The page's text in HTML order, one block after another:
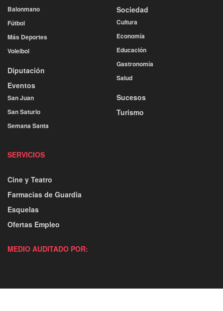
Balonmano
Fútbol
Más Deportes
Voleibol
Diputación
Eventos
San Juan
San Saturio
Semana Santa
Sociedad
Cultura
Economía
Educación
Gastronomía
Salud
Sucesos
Turismo
SERVICIOS
Cine y Teatro
Farmacias de Guardia
Esquelas
Ofertas Empleo
MEDIO AUDITADO POR: